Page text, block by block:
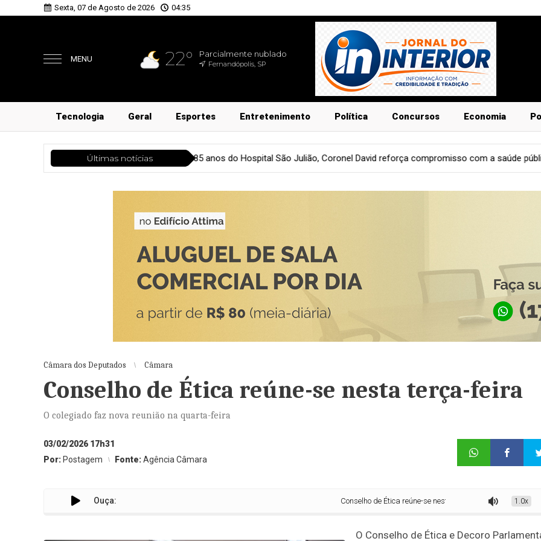
Sexta, 07 de Agosto de 2026 04:35
MENU 22° Parcialmente nublado
Fernandópolis, SP
Tecnologia Geral Esportes Entretenimento Política Concursos Economia
Últimas notícias
Nos 85 anos do Hospital São Julião, Coronel David reforça compromisso com a saúde pública Entretenimento
Câmara dos Deputados Câmara
Conselho de Ética reúne-se nesta terça-feira
O colegiado faz nova reunião na quarta-feira
03/02/2026 17h31
Por: Postagem Fonte:Agência Câmara
Ouça: Conselho de Ética reúne-se nesta terça-feira 1.0x
O Conselho de Ética e Decoro